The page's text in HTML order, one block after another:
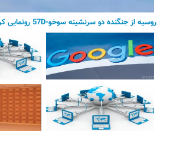
روسیه از جنگنده دو سرنشینه سوخو-57D رونمایی کرد